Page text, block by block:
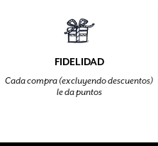
FIDELIDAD
Cada compra (excluyendo descuentos)
le da puntos